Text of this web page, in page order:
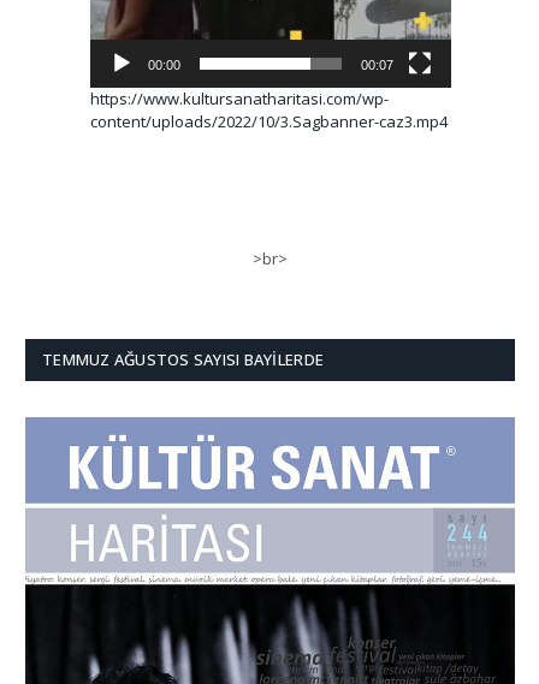
00:00 00:07
https://www.kultursanatharitasi.com/wp-
content/uploads/2022/10/3.Sagbanner-caz3.mp4
>br>
TEMMUZ AĞUSTOS SAYISI BAYILERDE